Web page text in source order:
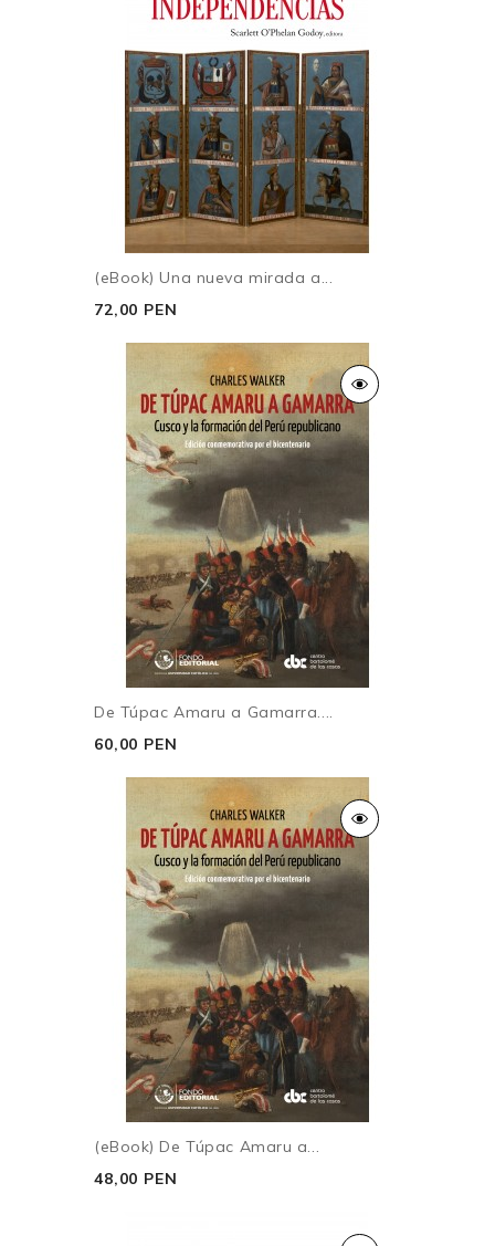
(eBook) Una nueva mirada a...
72,00 PEN
De Túpac Amaru a Gamarra....
60,00 PEN
(eBook) De Túpac Amaru a...
48,00 PEN